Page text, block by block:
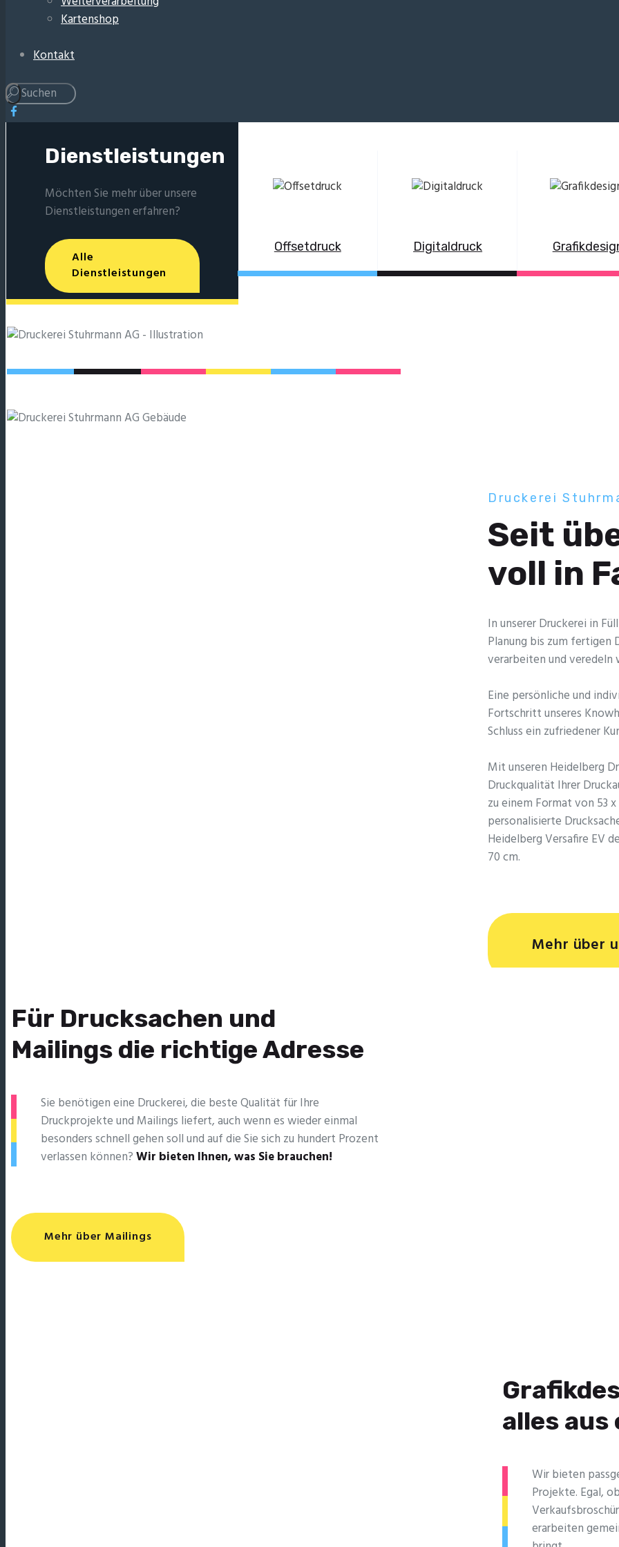
Kartenshop
Kontakt
Dienstleistungen
Möchten Sie mehr über unsere
Dienstleistungen erfahren?
Alle
Dienstleistungen
Offsetdruck Digitaldruck
Druckerei
Seit
voll in
In unserer Druckerei in
Planung bis zum fertigen
verarbeiten und veredeln
Eine persönliche und
Fortschritt unseres
Schluss ein zufriedener
Mit unseren Heidelberg
Druckqualität Ihrer
zu einem Format von 53
personalisierte
Heidelberg Versafire EV
70 cm.
Mehr über
Für Drucksachen und
Mailings die richtige Adresse
Sie benötigen eine Druckerei, die beste ­Qualität für Ihre
Druckprojekte und Mailings liefert, auch wenn es wieder einmal
besonders schnell gehen soll und auf die Sie sich zu hundert Prozent
verlassen können?Wir bieten Ihnen, was Sie brauchen!
Mehr über Mailings
alles aus
Wir bieten
Projekte. Egal,
erarbeiten